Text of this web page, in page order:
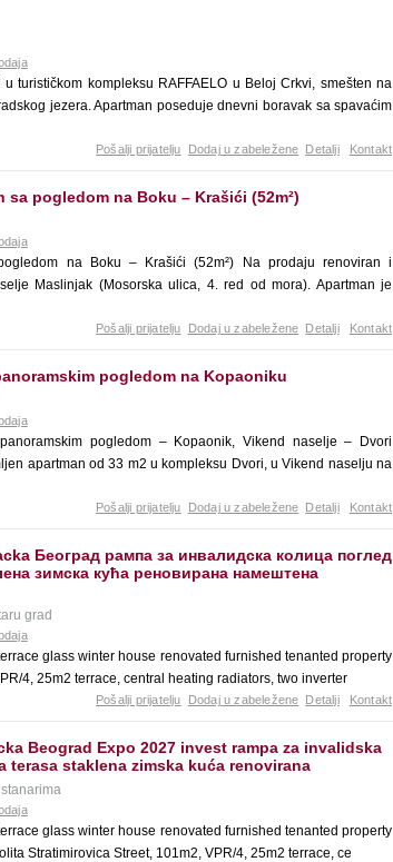
turističkom kompleksu RAFFAELO u Beloj Crkvi, smešten na
jezera. Apartman poseduje dnevni boravak sa spavaćim
Pošalji prijatelju Dodaj u zabeležene Detalji Kontakt
pogledom na Boku – Krašići (52m²)
na Boku – Krašići (52m²) Na prodaju renoviran i
Maslinjak (Mosorska ulica, 4. red od mora). Apartman je
Pošalji prijatelju Dodaj u zabeležene Detalji Kontakt
pogledom na Kopaoniku
pogledom – Kopaonik, Vikend naselje – Dvori
apartman od 33 m2 u kompleksu Dvori, u Vikend naselju na
Pošalji prijatelju Dodaj u zabeležene Detalji Kontakt
Београд рампа за инвалидска колица поглед
зимска кућа реновирана намештена
grad
glass winter house renovated furnished tenanted property
4, 25m2 terrace, central heating radiators, two inverter
Pošalji prijatelju Dodaj u zabeležene Detalji Kontakt
Beograd Expo 2027 invest rampa za invalidska
terasa staklena zimska kuća renovirana
glass winter house renovated furnished tenanted property
Stratimirovica Street, 101m2, VPR/4, 25m2 terrace, ce